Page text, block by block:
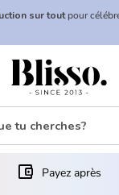
sur toutpour
Accueil
un nouvel onglet/
account_balance_wallet Payez après